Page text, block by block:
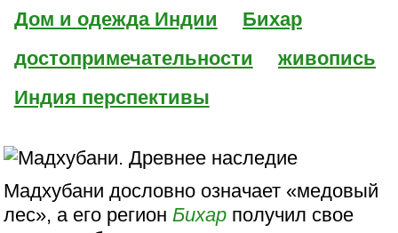
Дом и одежда Индии
Бихар
достопримечательности
живопись
Индия перспективы
Мадхубани дословно означает «медовый
лес», а его регион Бихар получил свое